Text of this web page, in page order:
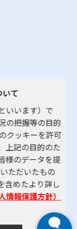
いて
いいます）で
の把握等の目的
クッキーを許可
上記の目的のた
様のデータを提
ただいたもの
含めたより詳し
報保護方針）